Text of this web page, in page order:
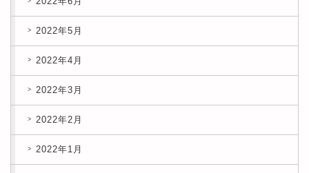
2022年5月
2022年4月
2022年3月
2022年2月
2022年1月